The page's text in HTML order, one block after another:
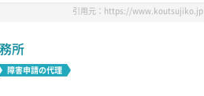
引用元：https://www.koutsujiko.jp
所
障害申請の代理